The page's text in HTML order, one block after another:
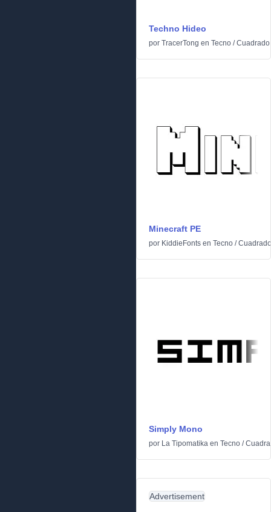
Techno Hideo
por TracerTong en Tecno /Cuadrado
Minecraft PE
por KiddieFonts en Tecno /Cuadrado
Simply Mono
por La Tipomatika en Tecno /
Advertisement